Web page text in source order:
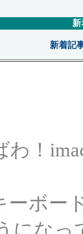
新着記
わ！
ーボー
になっ